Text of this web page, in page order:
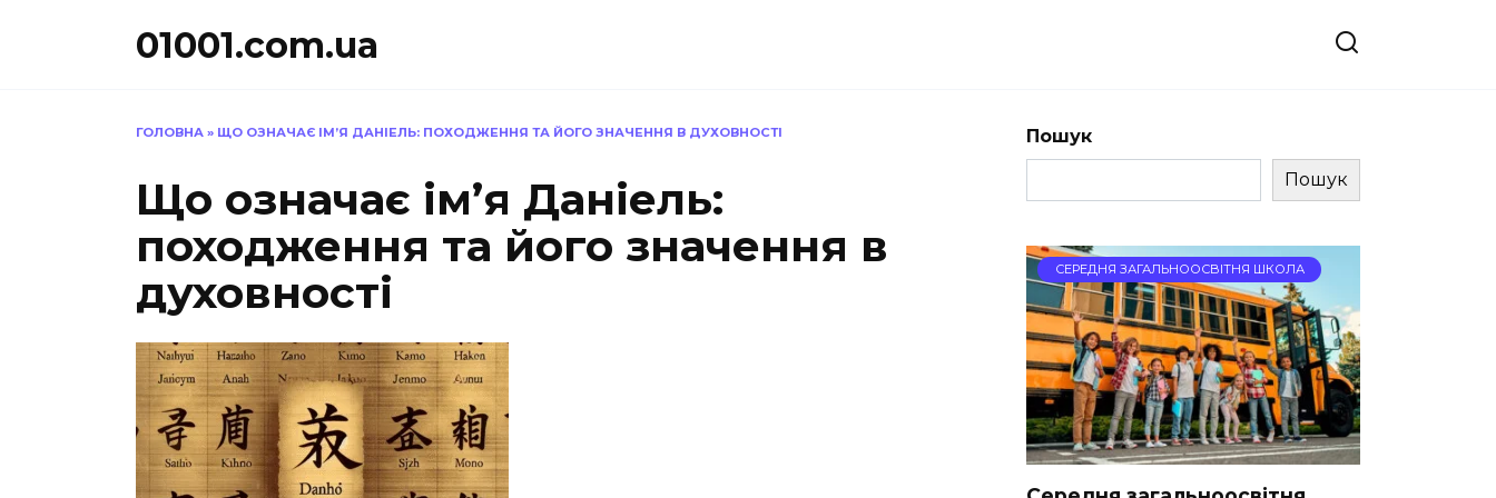
01001.com.ua
ГОЛОВНА » ЩО ОЗНАЧАЄ ІМ’Я ДАНІЕЛЬ: ПОХОДЖЕННЯ ТА ЙОГО ЗНАЧЕННЯ В ДУХОВНОСТІ
Що означає ім’я Даніель:
походження та його значення в
духовності
Пошук
Пошук
СЕРЕДНЯ ЗАГАЛЬНООСВІТНЯ ШКОЛА